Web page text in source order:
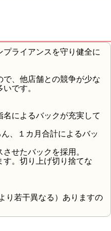
ライアンスを守り健全に
、他店舗との競争が少な
です。
名によるバックが充実して
、１カ月合計によるバッ
せたバックを採用。
。切り上げ切り捨てな
り若干異なる）ありますの